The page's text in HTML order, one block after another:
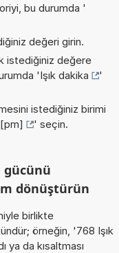
bu durumda '
değeri girin.
istediğiniz değere
'Işık dakika
'
istediğiniz birimi
' seçin.
gücünü
dönüştürün
birlikte
örneğin, '768 Işık
ya da kısaltması